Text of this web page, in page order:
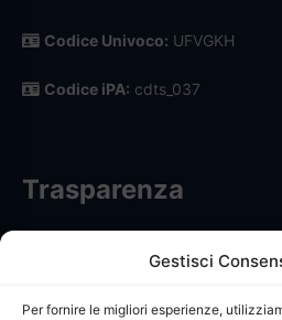
Gestisci
Per fornire le migliori esperienze,
Codice Univoco: UFVGKH
Codice iPA: cdts_037
Trasparenza